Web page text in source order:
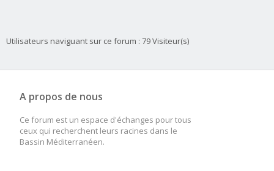
Utilisateurs naviguant sur ce forum : 79 Visiteur(s)
A propos de nous
Ce forum est un espace d'échanges pour tous
ceux qui recherchent leurs racines dans le
Bassin Méditerranéen.